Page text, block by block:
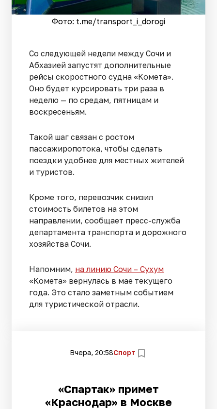
Фото: t.me/transport_i_dorogi
Со следующей недели между Сочи и
Абхазией запустят дополнительные
рейсы скоростного судна «Комета».
Оно будет курсировать три раза в
неделю — по средам, пятницам и
воскресеньям.
Такой шаг связан с ростом
пассажиропотока, чтобы сделать
поездки удобнее для местных жителей
и туристов.
Кроме того, перевозчик снизил
стоимость билетов на этом
направлении, сообщает пресс-служба
департамента транспорта и дорожного
хозяйства Сочи.
Напомним, на линию Сочи – Сухум
«Комета» вернулась в мае текущего
года. Это стало заметным событием
для туристической отрасли.
Вчера, 20:58Спорт
«Спартак» примет
«Краснодар» в Москве